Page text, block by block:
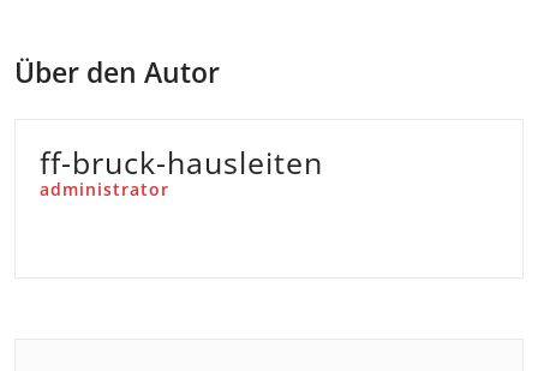
Über den Autor
ff-bruck-hausleiten
administrator